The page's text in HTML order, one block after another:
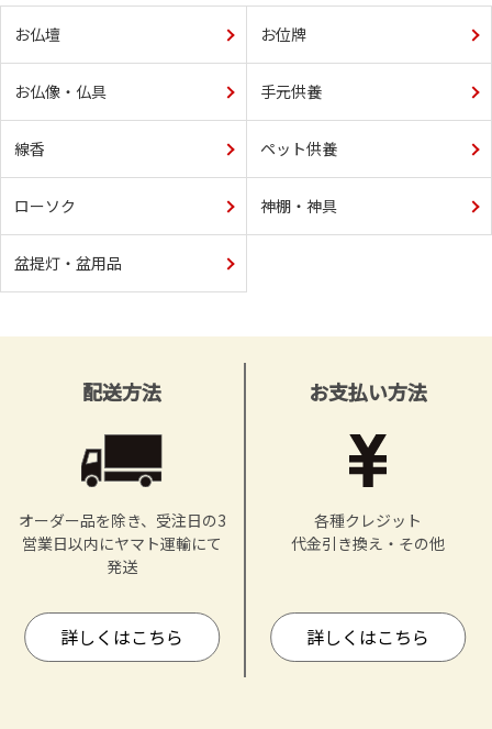
お仏壇 お位牌
お仏像・仏具 手元供養
線香 ペット供養
ローソク 神棚・神具
盆提灯・盆用品
配送方法
オーダー品を除き、受注日の3
営業日以内にヤマト運輸にて
発送
詳しくはこちら
お支払い方法
各種クレジット
代金引き換え・その他
詳しくはこちら